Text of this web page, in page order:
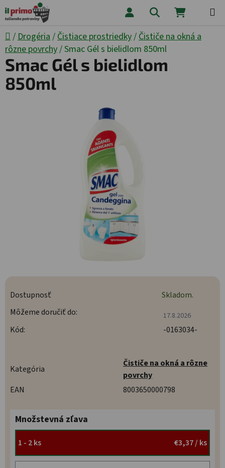
Prejsť na obsah Hľadať
Domov
/ Drogéria / Čistiace prostriedky/ Čističe na okná a
rôzne povrchy/Smac Gél s bielidlom 850ml
Dostupnosť
Skladom.
Môžeme doručiť do:
17.8.2026
Kód: -0163034-
Kategória
Čističe na okná a rôzne
povrchy
EAN
8003650000798
Množstevná zľava
1 - 2 ks €3,37/ ks
Smac Gél s bielidlom
850ml